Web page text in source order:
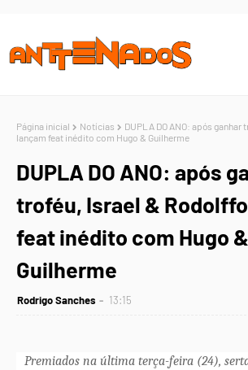
Página inicial Notícias
DUPLA DO ANO: após
lançam feat inédito com Hugo & Guilherme
DUPLA DO ANO: após
troféu, Israel &
feat inédito com Hugo &
Guilherme
Rodrigo Sanches 13:15
Premiados na última terça-feira (24),